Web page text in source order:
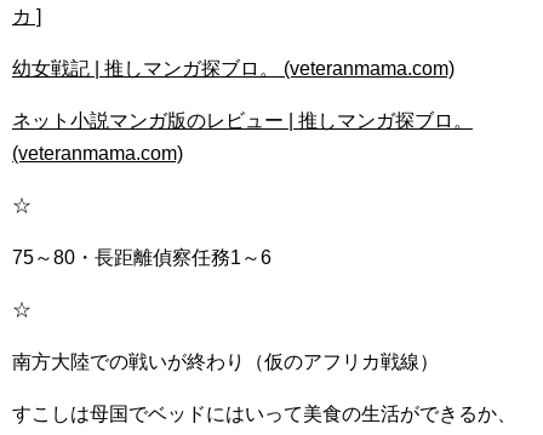
カ ]
幼女戦記 | 推しマンガ探ブロ。 (veteranmama.com)
ネット小説マンガ版のレビュー | 推しマンガ探ブロ。
(veteranmama.com)
☆
75～80・長距離偵察任務1～6
☆
南方大陸での戦いが終わり（仮のアフリカ戦線）
すこしは母国でベッドにはいって美食の生活ができるか、